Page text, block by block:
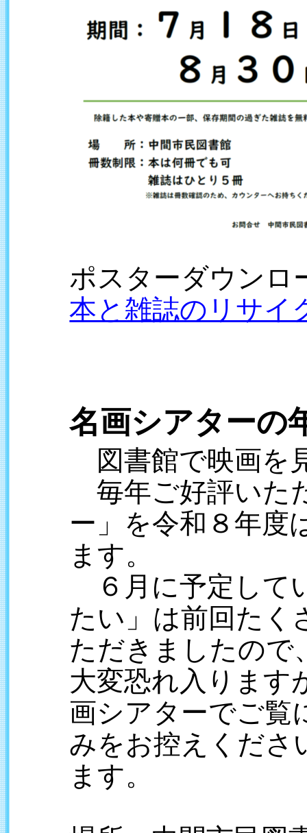
ポスターダウンロ
本と雑誌のリサイ
名画シアターの
図書館で映画を
毎年ご好評いた
ー」を令和８年度
ます。
６月に予定して
たい」は前回たく
ただきましたので
大変恐れ入ります
画シアターでご覧
みをお控えくださ
ます。